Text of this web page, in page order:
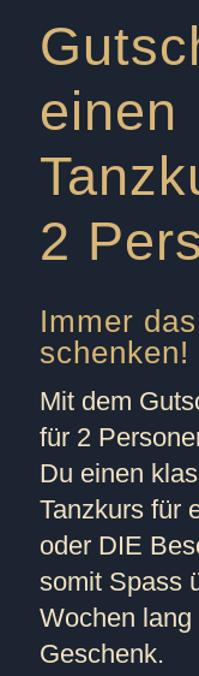
einen
2
Immer
schenken!
Mit dem
für 2
Du einen
Tanzkurs für
oder DIE
somit Spass
Wochen
Geschenk.